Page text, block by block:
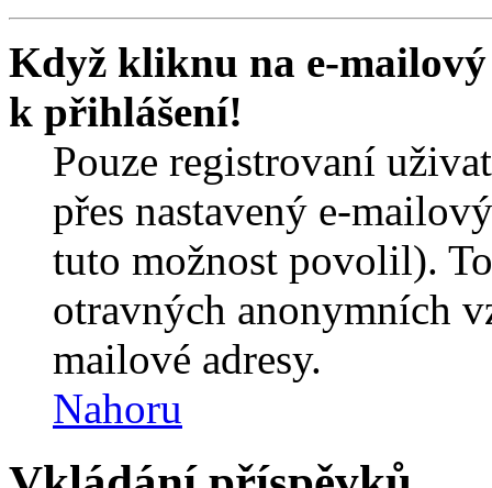
Když kliknu na e-
k přihlášení!
Pouze registrovaní
přes nastavený e-
tuto možnost povolil).
otravných anonymních
mailové adresy.
Nahoru